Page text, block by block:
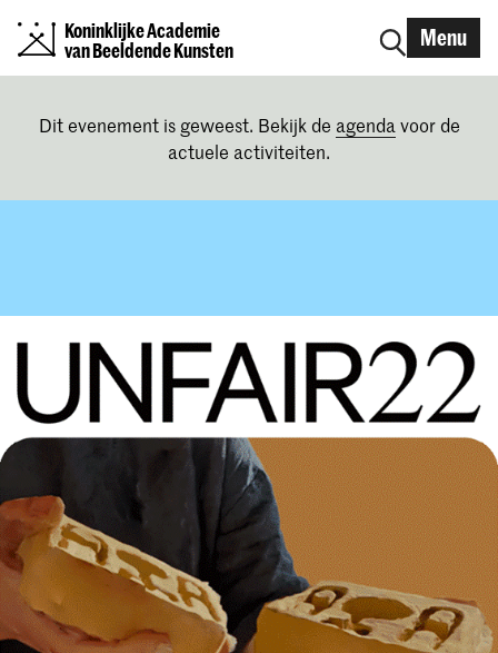
Koninklijke Academie
van Beeldende Kunsten
Menu
Dit evenement is geweest. Bekijk de agenda voor de
actuele activiteiten.